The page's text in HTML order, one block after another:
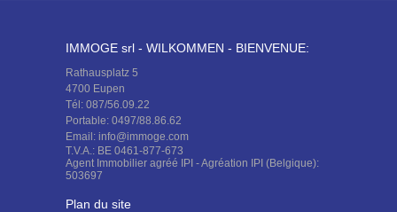
IMMOGE srl - WILKOMMEN - BIENVENUE:
Rathausplatz 5
4700 Eupen
Tél: 087/56.09.22
Portable: 0497/88.86.62
Email: info@immoge.com
T.V.A.: BE 0461-877-673
Agent Immobilier agréé IPI - Agréation IPI (Belgique):
503697
Plan du site